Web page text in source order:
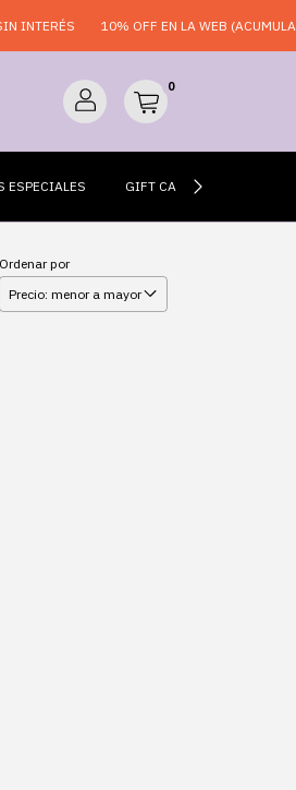
INTERÉS 10% OFF EN LA WEB
0
ESPECIALES GIFT CARDS
Ordenar por